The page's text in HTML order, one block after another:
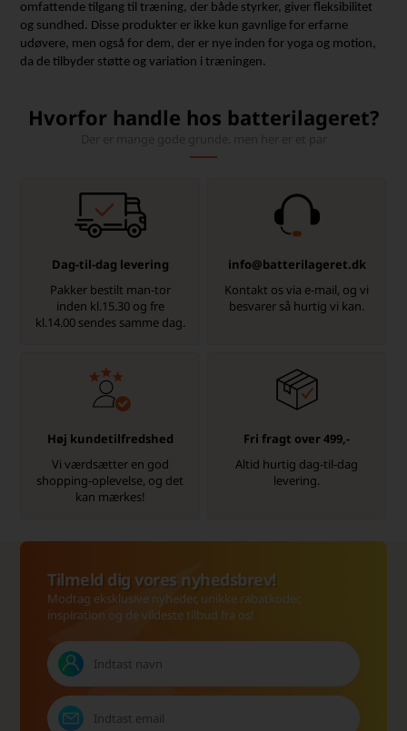
omfattende tilgang til træning, der både styrker, giver fleksibilitet
og sundhed. Disse produkter er ikke kun gavnlige for erfarne
udøvere, men også for dem, der er nye inden for yoga og motion,
da de tilbyder støtte og variation i træningen.
Hvorfor handle hos batterilageret?
Dag-til-dag levering
Pakker bestilt man-tor
inden kl.15.30 og fre
kl.14.00 sendes samme dag.
info@batterilageret.dk
Kontakt os via e-mail, og vi
besvarer så hurtig vi kan.
Høj kundetilfredshed
Vi værdsætter en god
shopping-oplevelse, og det
kan mærkes!
Fri fragt over 499,-
Altid hurtig dag-til-dag
levering.
Tilmeld dig vores nyhedsbrev!
Modtag eksklusive nyheder, unikke rabatkoder,
inspiration og de vildeste tilbud fra os!